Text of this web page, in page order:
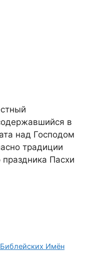
в
над Господом
традиции
Пасхи
Имён